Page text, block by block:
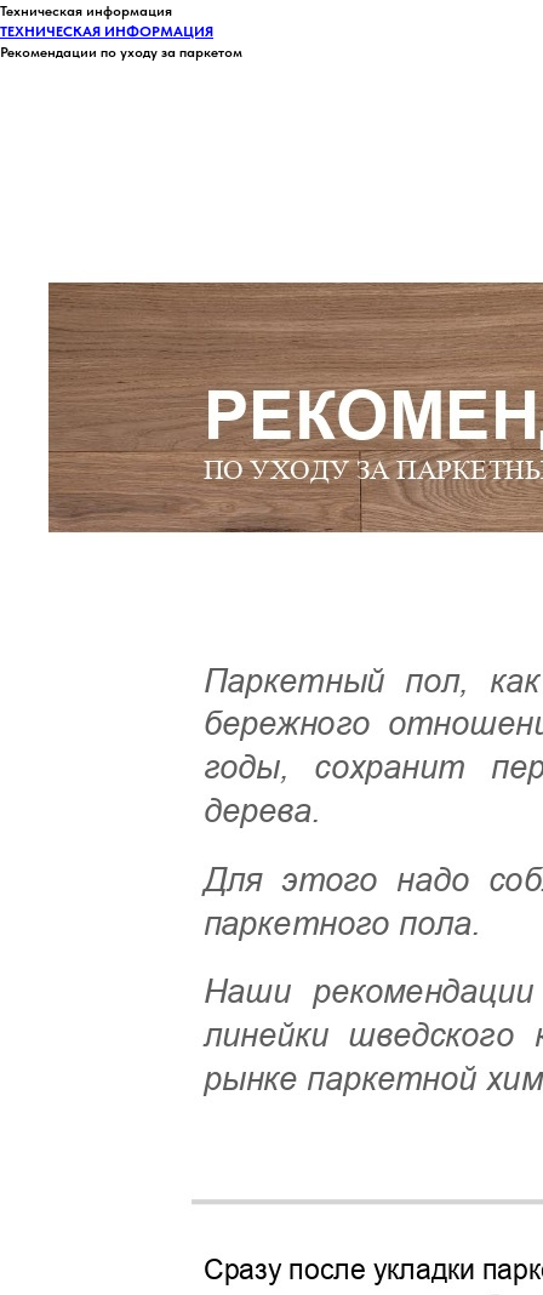
Техническая информация
ТЕХНИЧЕСКАЯ ИНФОРМАЦИЯ
Рекомендации по уходу за паркетом